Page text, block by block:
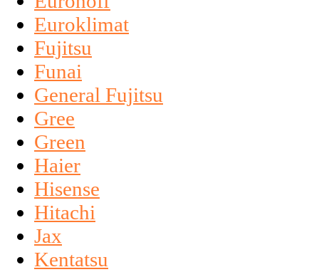
Euroklimat
Fujitsu
Funai
General Fujitsu
Gree
Green
Haier
Hisense
Hitachi
Jax
Kentatsu